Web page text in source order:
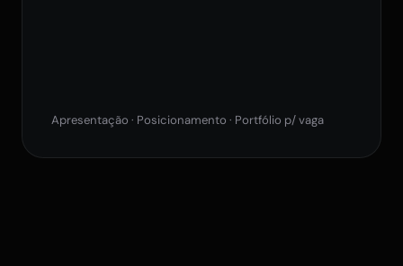
Apresentação · Posicionamento · Portfólio p/ vaga